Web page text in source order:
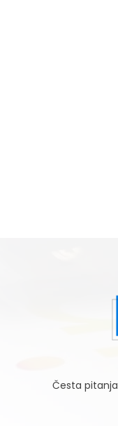
Česta pitanja